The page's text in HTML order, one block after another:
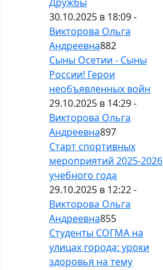
30.10.2025 в 18:09 -
Викторова Ольга
Андреевна882
Сыны Осетии - Сыны
России! Герои
необъявленных войн
29.10.2025 в 14:29 -
Викторова Ольга
Андреевна897
Старт спортивных
мероприятий 2025-2026
учебного года
29.10.2025 в 12:22 -
Викторова Ольга
Андреевна855
Студенты СОГМА на
улицах города: уроки
здоровья на тему